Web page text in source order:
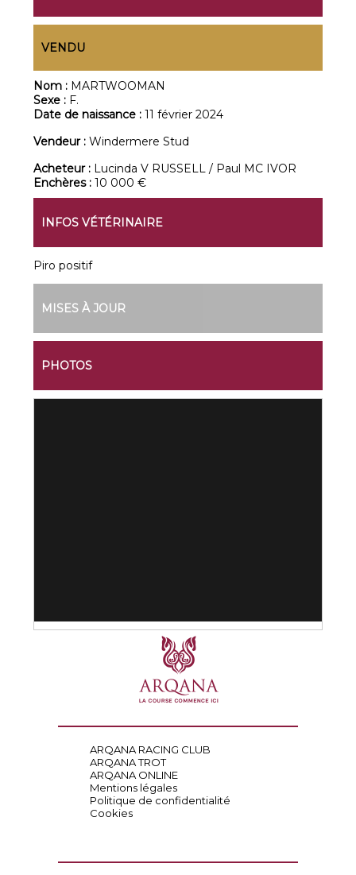
VENDU
Nom : MARTWOOMAN
Sexe : F.
Date de naissance :11 février 2024
Vendeur :Windermere Stud
Acheteur : Lucinda V RUSSELL / Paul MC IVOR
Enchères :10 000 €
INFOS VÉTÉRINAIRE
Piro positif
MISES À JOUR
PHOTOS
ARQANA RACING CLUB
ARQANA TROT
ARQANA ONLINE
Mentions légales
Politique de confidentialité
Cookies